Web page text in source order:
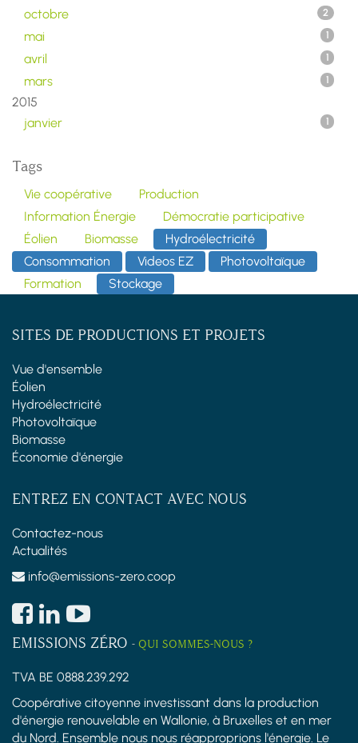
octobre 2
mai 1
avril 1
mars 1
2015
janvier
1
Tags
Vie coopérative
Production
Information Énergie
Démocratie participative
Éolien
Biomasse
Hydroélectricité
Consommation
Videos EZ
Photovoltaïque
Formation
Stockage
SITES DE PRODUCTIONS ET PROJETS
Vue d'ensemble
Éolien
Hydroélectricité
Photovoltaïque
Biomasse
Économie d'énergie
ENTREZ EN CONTACT AVEC NOUS
Contactez-nous
Actualités
info@emissions-zero.coop
EMISSIONS ZÉRO - QUI SOMMES-NOUS ?
TVA BE 0888.239.292
Coopérative citoyenne investissant dans la production
d'énergie renouvelable en Wallonie, à Bruxelles et en mer
du Nord. Ensemble nous nous réapproprions l'énergie. Le